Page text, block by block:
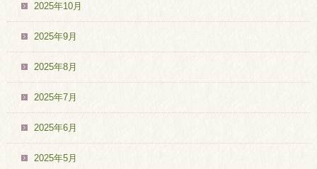
2025年10月
2025年9月
2025年8月
2025年7月
2025年6月
2025年5月